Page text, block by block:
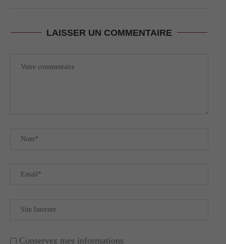
LAISSER UN COMMENTAIRE
Conservez mes informations